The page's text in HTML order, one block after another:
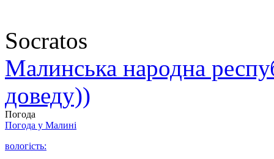
Socratos
Малинська народна
доведу))
Погода
Погода у Малині
вологість: